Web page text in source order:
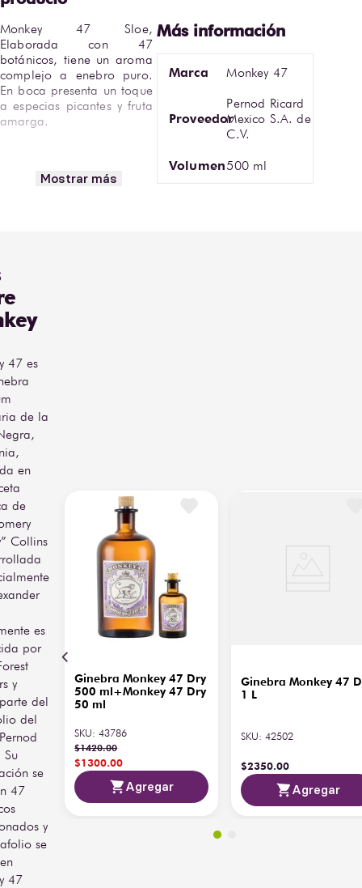
Monkey 47 Sloe,
Elaborada con 47
botánicos, tiene un aroma
complejo a enebro puro.
En boca presenta un toque
a especias picantes y fruta
amarga.
Monkey 47 Sloe 500 ml en
Mostrar más
Marca Monkey 47
Proveedor
Pernod Ricard
Mexico S.A. de
C.V.
Volumen500 ml
47 es
de la
en
de
Collins
es
por
y
del
del
Su
se
47
y
se
47
Ginebra Monkey 47 Dry
500 ml+Monkey 47 Dry
50 ml
SKU:43786
$1420.00
$1300.00
Agregar
Ginebra Monkey 47
1 L
SKU:42502
$2350.00
Agregar